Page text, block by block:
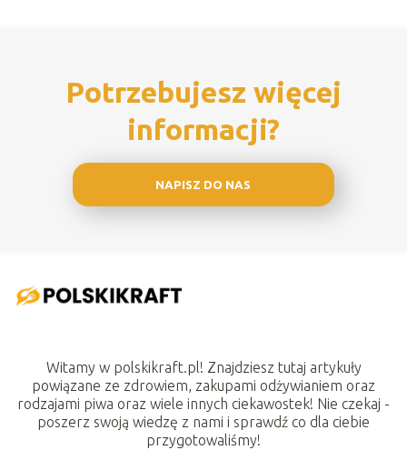
Potrzebujesz więcej
informacji?
NAPISZ DO NAS
Witamy w polskikraft.pl! Znajdziesz tutaj artykuły
powiązane ze zdrowiem, zakupami odżywianiem oraz
rodzajami piwa oraz wiele innych ciekawostek! Nie czekaj -
poszerz swoją wiedzę z nami i sprawdź co dla ciebie
przygotowaliśmy!